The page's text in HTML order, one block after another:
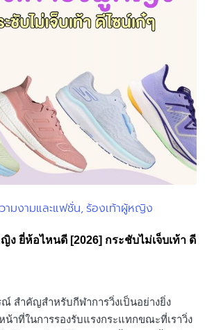
ามงามและแฟชั่น ร้องเท้าผู้หญิง
ญิง ยี่ห้อไหนดี [2026] กระชับไม่เจ็บเท้า ดี
ณ์ สำคัญสำหรับกีฬาการวิ่งเป็นอย่างยิ่ง
น้าที่ในการรองรับแรงกระแทกขณะที่เราวิ่ง